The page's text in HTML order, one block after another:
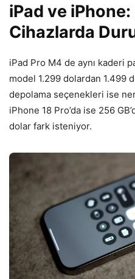
iPad ve
Cihazlarda
iPad Pro M4 de aynı kaderi
model 1.299 dolardan 1.499
depolama seçenekleri ise
iPhone 18 Pro’da ise 256
dolar fark isteniyor.